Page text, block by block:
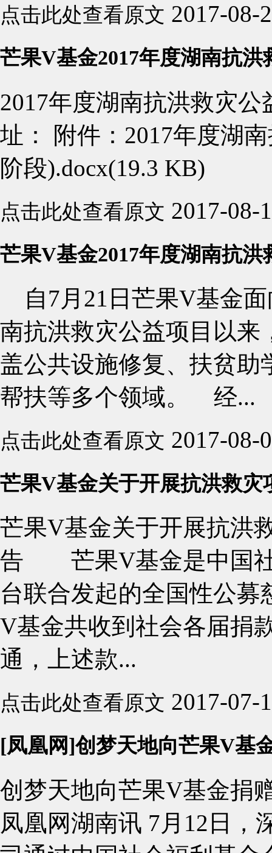
点击此处查看原文 2017-08-
芒果V基金2017年度湖南抗
2017年度湖南抗洪救灾
址： 附件：2017年度湖
阶段).docx(19.3 KB)
点击此处查看原文 2017-08-
芒果V基金2017年度湖南抗
自7月21日芒果V基金面
南抗洪救灾公益项目以来
盖公共设施修复、扶贫助
帮扶等多个领域。 经...
点击此处查看原文 2017-08-
芒果V基金关于开展抗洪救
芒果V基金关于开展抗洪
告 芒果V基金是中国社
台联合发起的全国性公
V基金共收到社会各届捐
通，上述款...
点击此处查看原文 2017-07-
[凤凰网]创梦天地向芒果V基
创梦天地向芒果V基金
凤凰网湖南讯 7月12日，